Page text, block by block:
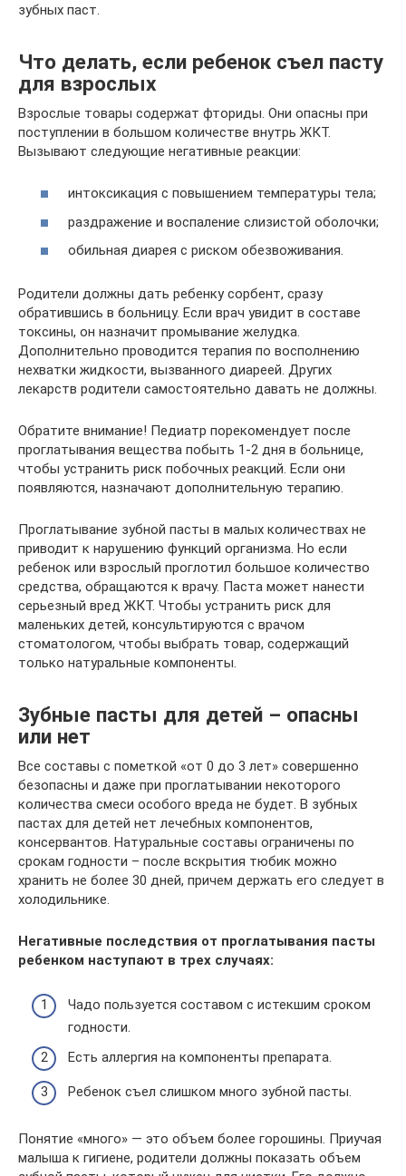
зубных паст.
Что делать, если ребенок съел пасту
для взрослых
Взрослые товары содержат фториды. Они опасны при
поступлении в большом количестве внутрь ЖКТ.
Вызывают следующие негативные реакции:
интоксикация с повышением температуры тела;
раздражение и воспаление слизистой оболочки;
обильная диарея с риском обезвоживания.
Родители должны дать ребенку сорбент, сразу
обратившись в больницу. Если врач увидит в составе
токсины, он назначит промывание желудка.
Дополнительно проводится терапия по восполнению
нехватки жидкости, вызванного диареей. Других
лекарств родители самостоятельно давать не должны.
Обратите внимание! Педиатр порекомендует после
проглатывания вещества побыть 1-2 дня в больнице,
чтобы устранить риск побочных реакций. Если они
появляются, назначают дополнительную терапию.
Проглатывание зубной пасты в малых количествах не
приводит к нарушению функций организма. Но если
ребенок или взрослый проглотил большое количество
средства, обращаются к врачу. Паста может нанести
серьезный вред ЖКТ. Чтобы устранить риск для
маленьких детей, консультируются с врачом
стоматологом, чтобы выбрать товар, содержащий
только натуральные компоненты.
Зубные пасты для детей – опасны
или нет
Все составы с пометкой «от 0 до 3 лет» совершенно
безопасны и даже при проглатывании некоторого
количества смеси особого вреда не будет. В зубных
пастах для детей нет лечебных компонентов,
консервантов. Натуральные составы ограничены по
срокам годности – после вскрытия тюбик можно
хранить не более 30 дней, причем держать его следует в
холодильнике.
Негативные последствия от проглатывания пасты
ребенком наступают в трех случаях:
Чадо пользуется составом с истекшим сроком
годности.
Есть аллергия на компоненты препарата.
Ребенок съел слишком много зубной пасты.
Понятие «много» — это объем более горошины. Приучая
малыша к гигиене, родители должны показать объем